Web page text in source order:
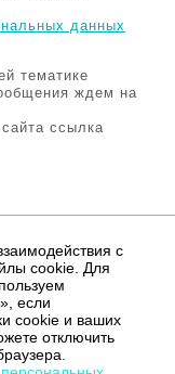
данных
тематике
ждем на
ссылка
с
cookie. Для
если
cookie и ваших
отключить